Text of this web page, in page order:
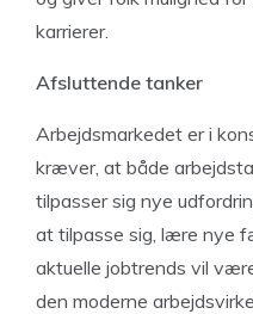
karrierer.
Afsluttende tanker
Arbejdsmarkedet er i
kræver, at både
tilpasser sig nye
at tilpasse sig, lære nye
aktuelle jobtrends vil
den moderne